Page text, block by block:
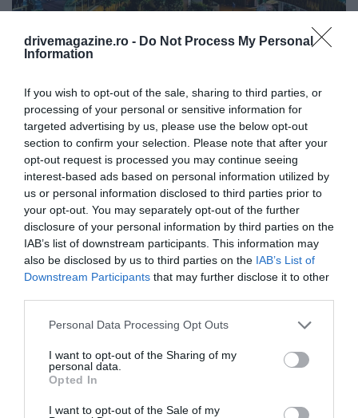
drivemagazine.ro - Do Not Process My Personal
Information
If you wish to opt-out of the sale, sharing to third parties, or
processing of your personal or sensitive information for
targeted advertising by us, please use the below opt-out
section to confirm your selection. Please note that after your
opt-out request is processed you may continue seeing
interest-based ads based on personal information utilized by
us or personal information disclosed to third parties prior to
your opt-out. You may separately opt-out of the further
disclosure of your personal information by third parties on the
IAB’s list of downstream participants. This information may
also be disclosed by us to third parties on the IAB’s List of
Downstream Participants that may further disclose it to other
Please note that this website/app uses one or more Google
not limited to your visit or usage behaviour. You may click to
grant or deny consent to Google and its third-party tags to
use your data for below specified purposes in below Google
consent section.
Personal Data Processing Opt Outs
I want to opt-out of the Sharing of my
personal data.
Opted In
I want to opt-out of the Sale of my
Fotó:Shutterstock
A reptér nemcsak a test, hanem a lélek
kényeztetéséről is gondoskodik . Rendszeresen
tartanakkoreai kulturális bemutatókat, emellett
külön múzeumi tér és kiállítások várják az
érdeklődőket. A hosszabb utazásokra készülők
számára külön
pihenőzónákat és alvószobákatis
kialakítottak, hogy valóban frissen induljanak
tovább.